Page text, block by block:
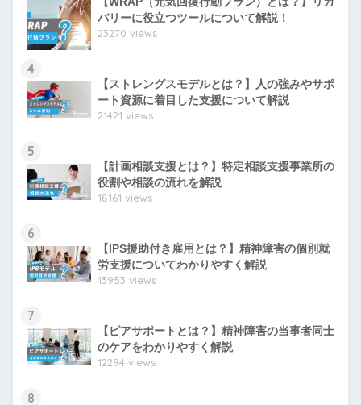
バリーに役立つツールについて解説！
23270 views
4
【ストレングスモデルとは？】人の強みやサポ
ート資源に着目した支援について解説
21421 views
5
【計画相談支援とは？】特定相談支援事業所の
役割や相談の流れを解説
18161 views
6
【IPS援助付き雇用とは？】精神障害の個別就
労支援についてわかりやすく解説
13953 views
7
【ピアサポートとは？】精神障害の当事者同士
のケアをわかりやすく解説
12294 views
8